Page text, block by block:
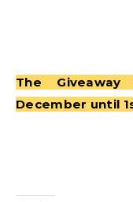
The
December until